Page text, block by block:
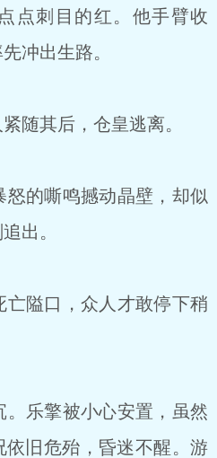
点刺目的红。他手臂收
冲出生路。
随其后，仓皇逃离。
的嘶鸣撼动晶壁，却似
出。
隘口，众人才敢停下稍
乐擎被小心安置，虽然
旧危殆，昏迷不醒。游